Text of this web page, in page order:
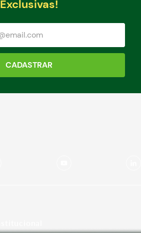
Exclusivas!
CADASTRAR